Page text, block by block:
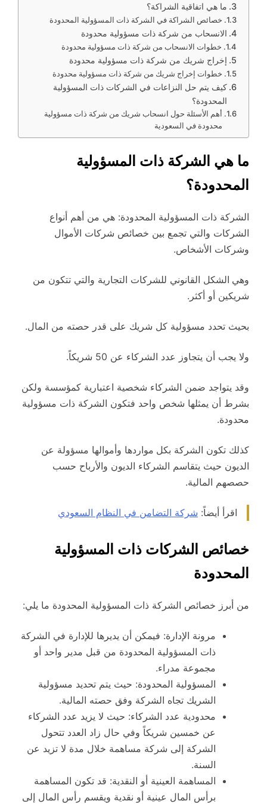
ما هي اتفاقية الشراكة؟
خصائص الشراكة في الشركة ذات المسؤولية المحدودة
الانسحاب من شركة ذات مسؤولية محدودة
خطوات الانسحاب من شركة ذات مسؤولية محدودة
إخراج شريك من شركة ذات مسؤولية محدودة
خطوات إخراج شريك من شركة ذات مسؤولية محدودة
كيف يتم حل النزاعات في الشركات ذات المسؤولية
المحدودة؟
أهم الأسئلة حول انسحاب شريك من شركة ذات مسؤولية
محدودة في السعودية
ما هي الشركة ذات المسؤولية
المحدودة؟
الشركة ذات المسؤولية المحدودة: هي من أهم أنواع
الشركات والتي تجمع بين خصائص شركات الأموال
وشركات الأشخاص.
وهي الشكل القانوني للشركات التجارية والتي تتكون من
شريكين أو أكثر.
بحيث تحدد مسؤولية كل شريك على قدر حصته من المال.
ولا يجب أن يتجاوز عدد الشركاء عن 50 شريكاً.
وقد يتواجد ضمن الشركاء شخصية اعتبارية كمؤسسة ولكن
بشرط أن يمثلها شخص واحد فتكون الشركة ذات مسؤولية
محدودة.
كذلك تكون الشركة بكل مواردها وأموالها مسؤولة عن
الديون حيث يتقاسم الشركاء الديون والأرباح حسب
حصصهم المالية.
اقرأ أيضاً: شركة التضامن في النظام السعودي
خصائص الشركات ذات المسؤولية
المحدودة
من أبرز خصائص الشركة ذات المسؤولية المحدودة ما يلي:
مرونة الإدارة: فيمكن أن يديرها للإدارة في الشركة
ذات المسؤولية المحدودة من قبل مدير واحد أو
مجموعة مدراء.
المسؤولية المحدودة: حيث يتم تحديد مسؤولية
الشريك تجاه الشركة وفق حصته المالية.
محدودية عدد الشركاء: حيث لا يزيد عدد الشركاء
عن خمسين شريكاً وفي حال زاد العدد تتحول
الشركة إلى شركة مساهمة خلال مدة لا تزيد عن
السنة.
المساهمة العينية أو النقدية: قد تكون المساهمة
برأس المال عينية أو نقدية ويقسم رأس المال إلى